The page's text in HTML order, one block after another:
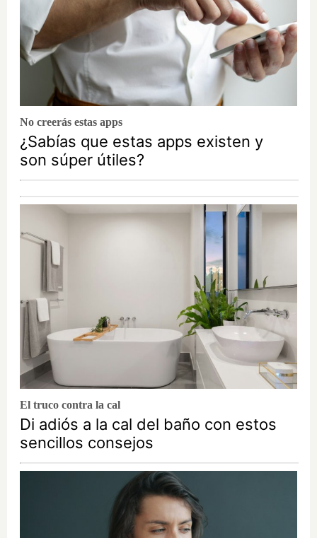
No creerás estas apps
¿Sabías que estas apps existen y
son súper útiles?
El truco contra la cal
Di adiós a la cal del baño con estos
sencillos consejos